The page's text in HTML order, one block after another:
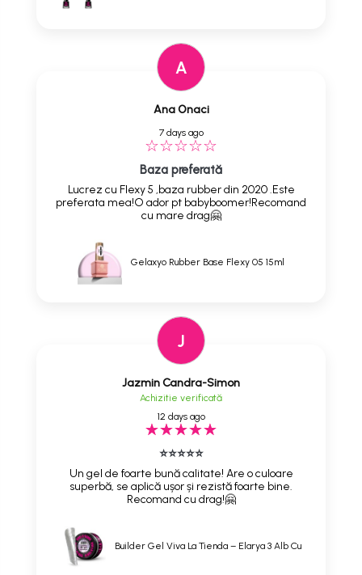
A
Ana Onaci
7 days ago
Baza preferată
Lucrez cu Flexy 5 ,baza rubber din 2020 .Este
preferata mea!O ador pt babyboomer!Recomand
cu mare drag🤗
Gelaxyo Rubber Base Flexy 05 15ml
J
Jazmin Candra-Simon
Achizitie verificată
12 days ago
⭐⭐⭐⭐⭐
Un gel de foarte bună calitate! Are o culoare
superbă, se aplică ușor și rezistă foarte bine.
Recomand cu drag!🤗
Builder Gel Viva La Tienda – Elarya 3 Alb Cu